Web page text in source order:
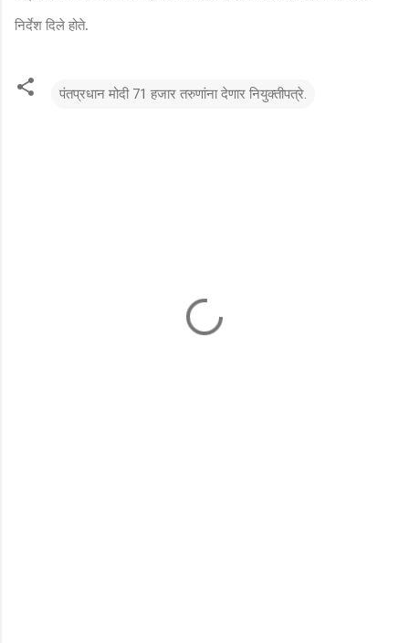
निर्देश दिले होते.
पंतप्रधान मोदी 71 हजार तरुणांना देणार नियुक्तीपत्रे.